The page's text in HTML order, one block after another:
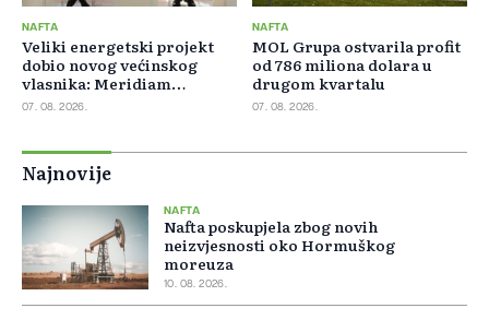
NAFTA
Veliki energetski projekt
dobio novog većinskog
vlasnika: Meridiam
preuzeo 66 posto GSI-ja
07. 08. 2026.
NAFTA
MOL Grupa ostvarila profit
od 786 miliona dolara u
drugom kvartalu
07. 08. 2026.
Najnovije
NAFTA
Nafta poskupjela zbog novih
neizvjesnosti oko Hormuškog
moreuza
10. 08. 2026.